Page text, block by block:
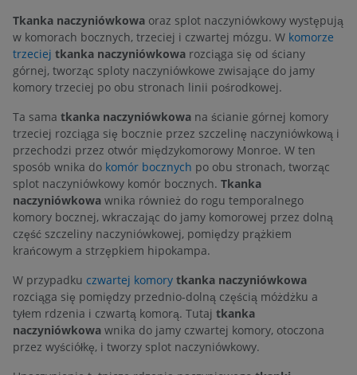
Tkanka naczyniówkowa oraz splot naczyniówkowy występują
w komorach bocznych, trzeciej i czwartej mózgu. W komorze
trzeciej tkanka naczyniówkowa rozciąga się od ściany
górnej, tworząc sploty naczyniówkowe zwisające do jamy
komory trzeciej po obu stronach linii pośrodkowej.
Ta sama tkanka naczyniówkowa na ścianie górnej komory
trzeciej rozciąga się bocznie przez szczelinę naczyniówkową i
przechodzi przez otwór międzykomorowy Monroe. W ten
sposób wnika do komór bocznych po obu stronach, tworząc
splot naczyniówkowy komór bocznych. Tkanka
naczyniówkowa wnika również do rogu temporalnego
komory bocznej, wkraczając do jamy komorowej przez dolną
część szczeliny naczyniówkowej, pomiędzy prążkiem
krańcowym a strzępkiem hipokampa.
W przypadku czwartej komory tkanka naczyniówkowa
rozciąga się pomiędzy przednio-dolną częścią móżdżku a
tyłem rdzenia i czwartą komorą. Tutaj tkanka
naczyniówkowa wnika do jamy czwartej komory, otoczona
przez wyściółkę, i tworzy splot naczyniówkowy.